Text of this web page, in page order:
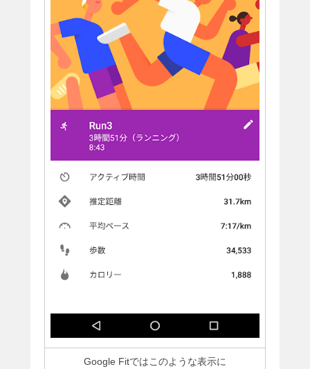
Google Fitではこのような表示に